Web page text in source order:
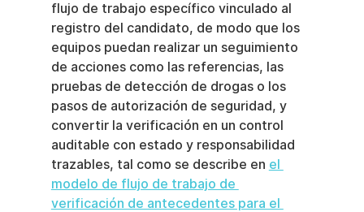
flujo de trabajo específico vinculado al
registro del candidato, de modo que los
equipos puedan realizar un seguimiento
de acciones como las referencias, las
pruebas de detección de drogas o los
pasos de autorización de seguridad, y
convertir la verificación en un control
auditable con estado y responsabilidad
trazables, tal como se describe en el
modelo de flujo de trabajo de
verificación de antecedentes para el